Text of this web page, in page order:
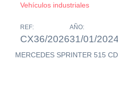
Vehículos industriales
REF:
CX36/2026
AÑO:
31/01/2024
MERCEDES SPRINTER 515 CD